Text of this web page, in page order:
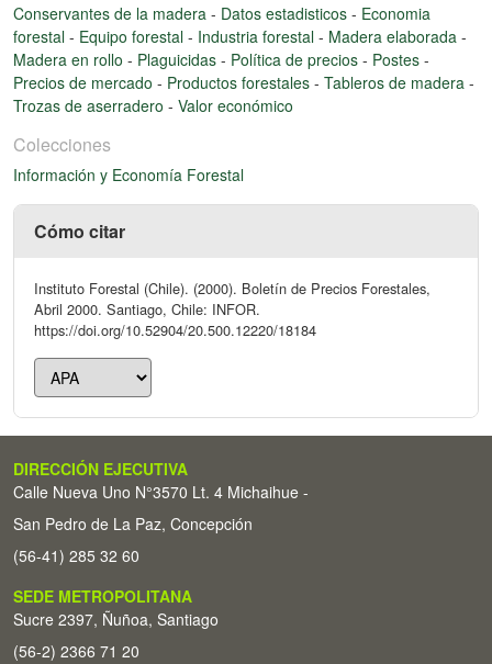
Conservantes de la madera - Datos estadisticos - Economia
forestal - Equipo forestal - Industria forestal - Madera elaborada -
Madera en rollo - Plaguicidas - Política de precios - Postes -
Precios de mercado - Productos forestales - Tableros de madera -
Trozas de aserradero - Valor económico
Colecciones
Información y Economía Forestal
Cómo citar
Instituto Forestal (Chile). (2000). Boletín de Precios Forestales,
Abril 2000. Santiago, Chile: INFOR.
https://doi.org/10.52904/20.500.12220/18184
DIRECCIÓN EJECUTIVA
Calle Nueva Uno N°3570 Lt. 4 Michaihue -
San Pedro de La Paz, Concepción
(56-41) 285 32 60
SEDE METROPOLITANA
Sucre 2397, Ñuñoa, Santiago
(56-2) 2366 71 20